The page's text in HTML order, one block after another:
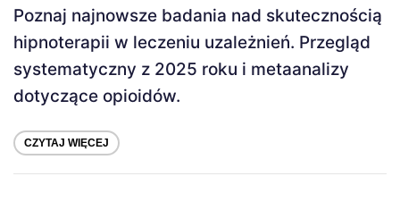
Poznaj najnowsze badania nad skutecznością
hipnoterapii w leczeniu uzależnień. Przegląd
systematyczny z 2025 roku i metaanalizy
dotyczące opioidów.
CZYTAJ WIĘCEJ